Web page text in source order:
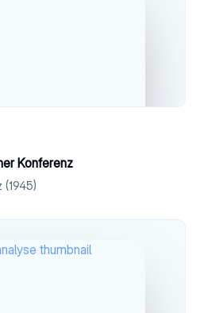
Konferenz
(1945)